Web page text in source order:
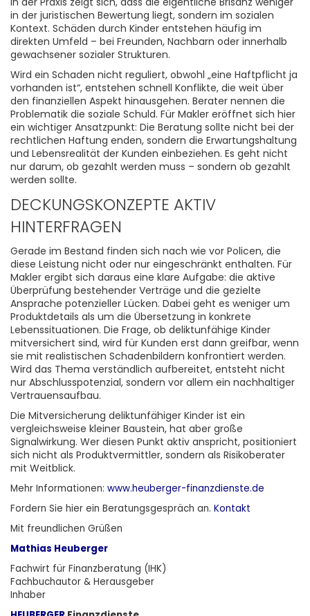
in der juristischen Bewertung liegt, sondern im sozialen
Kontext. Schäden durch Kinder entstehen häufig im
direkten Umfeld – bei Freunden, Nachbarn oder innerhalb
gewachsener sozialer Strukturen.
Wird ein Schaden nicht reguliert, obwohl „eine Haftpflicht ja
vorhanden ist“, entstehen schnell Konflikte, die weit über
den finanziellen Aspekt hinausgehen. Berater nennen die
Problematik die soziale Schuld. Für Makler eröffnet sich hier
ein wichtiger Ansatzpunkt: Die Beratung sollte nicht bei der
rechtlichen Haftung enden, sondern die Erwartungshaltung
und Lebensrealität der Kunden einbeziehen. Es geht nicht
nur darum, ob gezahlt werden muss – sondern ob gezahlt
werden sollte.
DECKUNGSKONZEPTE AKTIV
HINTERFRAGEN
Gerade im Bestand finden sich nach wie vor Policen, die
diese Leistung nicht oder nur eingeschränkt enthalten. Für
Makler ergibt sich daraus eine klare Aufgabe: die aktive
Überprüfung bestehender Verträge und die gezielte
Ansprache potenzieller Lücken. Dabei geht es weniger um
Produktdetails als um die Übersetzung in konkrete
Lebenssituationen. Die Frage, ob deliktunfähige Kinder
mitversichert sind, wird für Kunden erst dann greifbar, wenn
sie mit realistischen Schadenbildern konfrontiert werden.
Wird das Thema verständlich aufbereitet, entsteht nicht
nur Abschlusspotenzial, sondern vor allem ein nachhaltiger
Vertrauensaufbau.
Die Mitversicherung deliktunfähiger Kinder ist ein
vergleichsweise kleiner Baustein, hat aber große
Signalwirkung. Wer diesen Punkt aktiv anspricht, positioniert
sich nicht als Produktvermittler, sondern als Risikoberater
mit Weitblick.
Mehr Informationen: www.heuberger-finanzdienste.de
Fordern Sie hier ein Beratungsgespräch an. Kontakt
Mit freundlichen Grüßen
Mathias Heuberger
Fachwirt für Finanzberatung (IHK)
Fachbuchautor & Herausgeber
Inhaber